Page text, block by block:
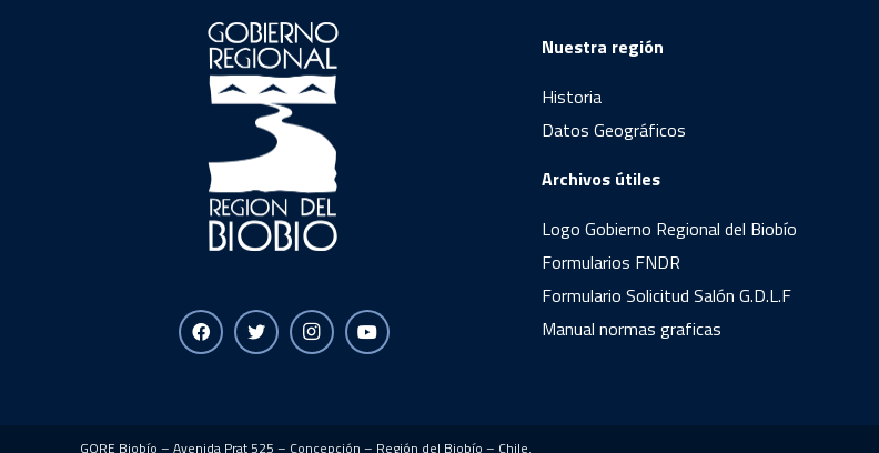
Nuestra región
Historia
Datos Geográficos
Archivos útiles
Logo Gobierno Regional del Biobío
Formularios FNDR
Formulario Solicitud Salón G.D.L.F
Manual normas graficas
GORE Biobío – Avenida Prat 525 – Concepción – Región del Biobío – Chile.